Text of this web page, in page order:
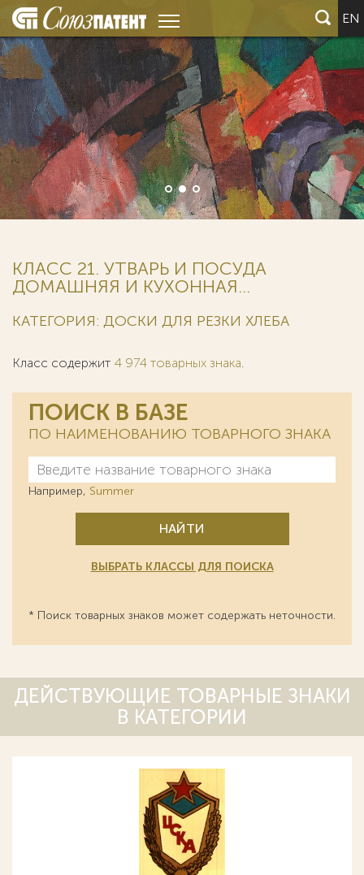
EN
КЛАСС 21. УТВАРЬ И ПОСУДА
ДОМАШНЯЯ И КУХОННАЯ...
КАТЕГОРИЯ: ДОСКИ ДЛЯ РЕЗКИ ХЛЕБА
Класс содержит 4 974 товарных знака.
ПОИСК В БАЗЕ
ПО НАИМЕНОВАНИЮ ТОВАРНОГО ЗНАКА
Например, Summer
НАЙТИ
ВЫБРАТЬ КЛАССЫ ДЛЯ ПОИСКА
* Поиск товарных знаков может содержать неточности.
ДЕЙСТВУЮЩИЕ ТОВАРНЫЕ ЗНАКИ
В КАТЕГОРИИ